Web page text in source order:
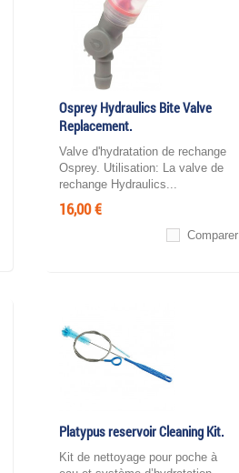
Osprey Hydraulics Bite Valve
Replacement.
Valve d'hydratation de rechange
Osprey. Utilisation: La valve de
rechange Hydraulics...
16,00 €
Comparer
Platypus reservoir Cleaning Kit.
Kit de nettoyage pour poche à